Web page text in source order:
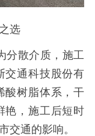
选
散介质，施工
交通科技股份有
酸树脂体系，干
艳，施工后短时
交通的影响。